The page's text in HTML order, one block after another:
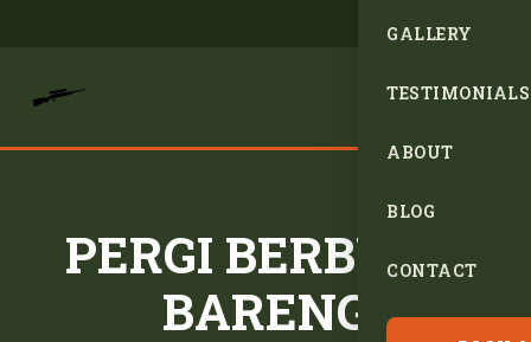
GALLERY
TESTIMONIALS
ABOUT
BLOG
CONTACT
PERGI BERBURU
BARENG